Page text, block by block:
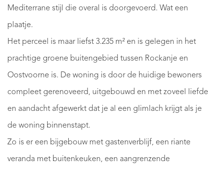
Mediterrane stijl die overal is doorgevoerd. Wat een
plaatje.
Het perceel is maar liefst 3.235 m² en is gelegen in het
prachtige groene buitengebied tussen Rockanje en
Oostvoorne is. De woning is door de huidige bewoners
compleet gerenoveerd, uitgebouwd en met zoveel liefde
en aandacht afgewerkt dat je al een glimlach krijgt als je
de woning binnenstapt.
Zo is er een bijgebouw met gastenverblijf, een riante
veranda met buitenkeuken, een aangrenzende